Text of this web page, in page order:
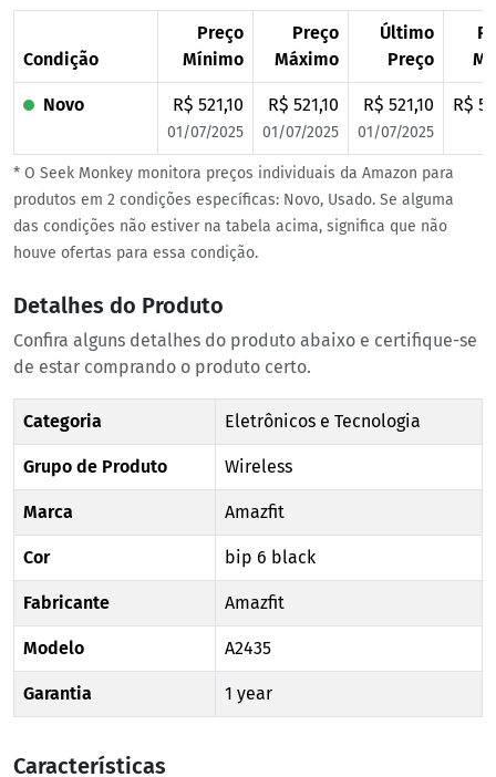
Condição
Preço
Mínimo
Preço
Máximo
Último
Preço
Novo R$ 521,10
01/07/2025
R$ 521,10
01/07/2025
R$ 521,10
01/07/2025
R$
* O Seek Monkey monitora preços individuais da Amazon para
produtos em 2 condições específicas: Novo, Usado. Se alguma
das condições não estiver na tabela acima, significa que não
houve ofertas para essa condição.
Detalhes do Produto
Confira alguns detalhes do produto abaixo e certifique-se
de estar comprando o produto certo.
Categoria Eletrônicos e Tecnologia
Grupo de Produto Wireless
Marca Amazfit
Cor bip 6 black
Fabricante Amazfit
Modelo A2435
Garantia 1 year
Características